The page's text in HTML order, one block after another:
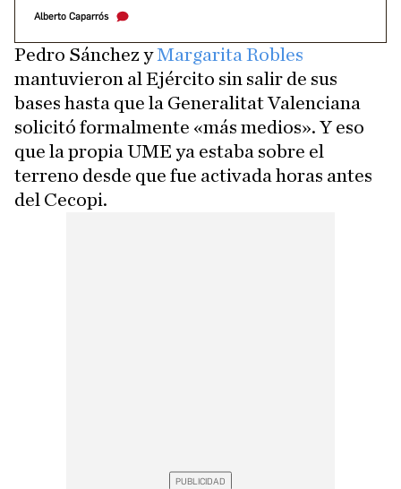
Alberto Caparrós
Pedro Sánchez yMargarita Robles
mantuvieron al Ejército sin salir de sus
bases hasta que la Generalitat Valenciana
solicitó formalmente «más medios». Y eso
que la propia UME ya estaba sobre el
terreno desde que fue activada horas antes
del Cecopi.